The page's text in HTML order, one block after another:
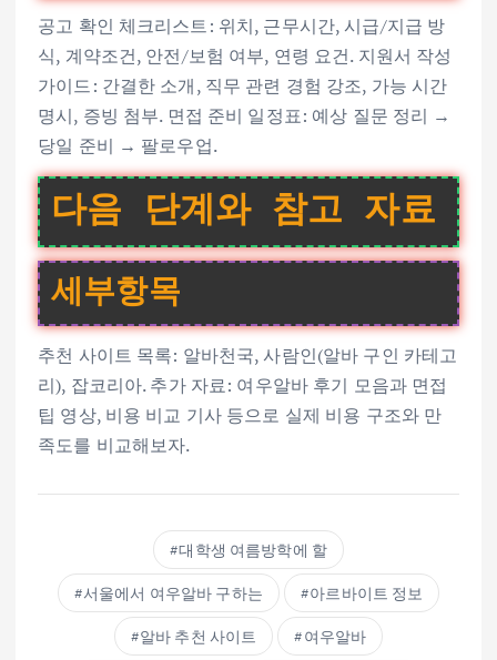
공고 확인 체크리스트: 위치, 근무시간, 시급/지급 방
식, 계약조건, 안전/보험 여부, 연령 요건. 지원서 작성
가이드: 간결한 소개, 직무 관련 경험 강조, 가능 시간
명시, 증빙 첨부. 면접 준비 일정표: 예상 질문 정리 →
당일 준비 → 팔로우업.
다음 단계와 참고 자료
세부항목
추천 사이트 목록: 알바천국, 사람인(알바 구인 카테고
리), 잡코리아. 추가 자료: 여우알바 후기 모음과 면접
팁 영상, 비용 비교 기사 등으로 실제 비용 구조와 만
족도를 비교해보자.
대학생 여름방학에 할
서울에서 여우알바 구하는 아르바이트 정보
알바 추천 사이트 여우알바